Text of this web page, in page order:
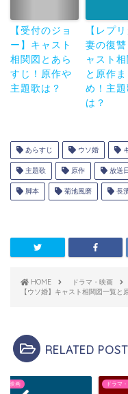
【受付のジョ
ー】キャスト
相関図とあら
すじ！原作や
主題歌は？
【レプ
妻の復讐
ャスト相
と原作ま
め！主題
は？
あらすじ ウソ婚
主題歌 原作 放送日
脚本 菊池風磨 長
HOME
ドラマ・映画
【ウソ婚】キャスト相関図一覧と
RELATED POST
・映画 ドラマ